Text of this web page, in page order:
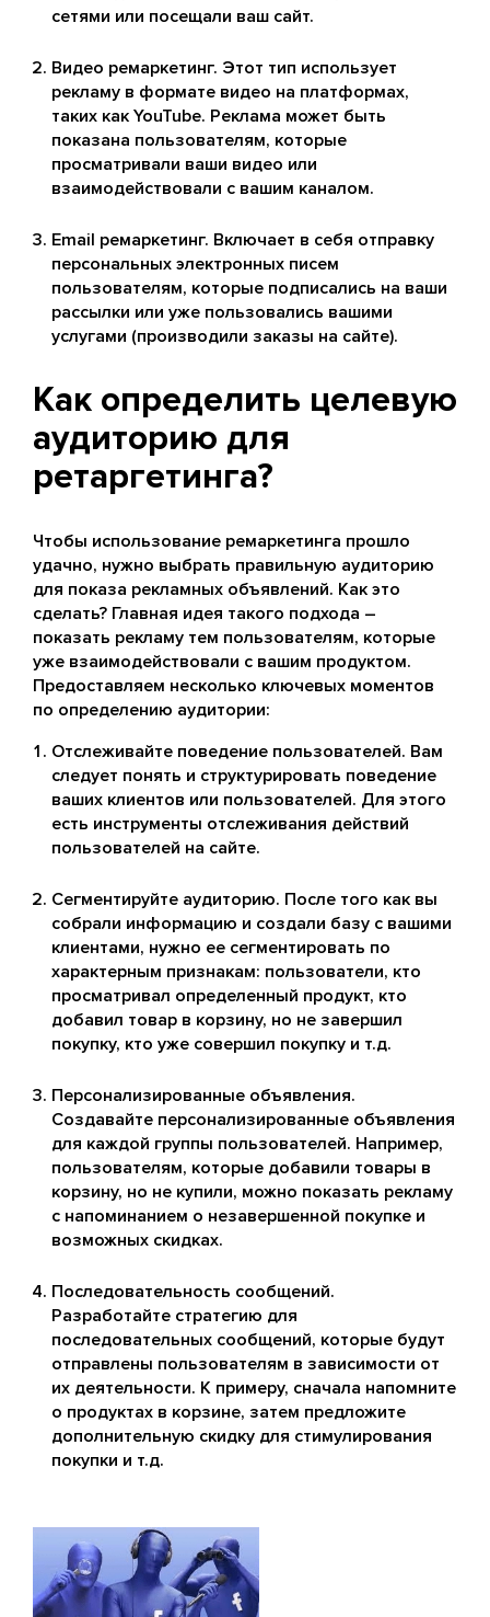
сетями или посещали ваш сайт.
Видео ремаркетинг. Этот тип использует
рекламу в формате видео на платформах,
таких как YouTube. Реклама может быть
показана пользователям, которые
просматривали ваши видео или
взаимодействовали с вашим каналом.
Email ремаркетинг. Включает в себя отправку
персональных электронных писем
пользователям, которые подписались на ваши
рассылки или уже пользовались вашими
услугами (производили заказы на сайте).
Как определить целевую
аудиторию для
ретаргетинга?
Чтобы использование ремаркетинга прошло
удачно, нужно выбрать правильную аудиторию
для показа рекламных объявлений. Как это
сделать? Главная идея такого подхода –
показать рекламу тем пользователям, которые
уже взаимодействовали с вашим продуктом.
Предоставляем несколько ключевых моментов
по определению аудитории:
Отслеживайте поведение пользователей. Вам
следует понять и структурировать поведение
ваших клиентов или пользователей. Для этого
есть инструменты отслеживания действий
пользователей на сайте.
Сегментируйте аудиторию. После того как вы
собрали информацию и создали базу с вашими
клиентами, нужно ее сегментировать по
характерным признакам: пользователи, кто
просматривал определенный продукт, кто
добавил товар в корзину, но не завершил
покупку, кто уже совершил покупку и т.д.
Персонализированные объявления.
Создавайте персонализированные объявления
для каждой группы пользователей. Например,
пользователям, которые добавили товары в
корзину, но не купили, можно показать рекламу
с напоминанием о незавершенной покупке и
возможных скидках.
Последовательность сообщений.
Разработайте стратегию для
последовательных сообщений, которые будут
отправлены пользователям в зависимости от
их деятельности. К примеру, сначала напомните
о продуктах в корзине, затем предложите
дополнительную скидку для стимулирования
покупки и т.д.